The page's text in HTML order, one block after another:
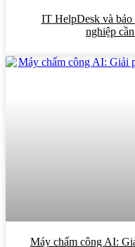
IT HelpDesk và
nghiệp
Máy chấm công AI: